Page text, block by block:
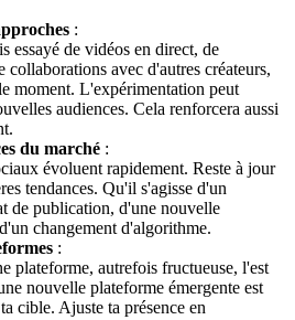
:
essayé de vidéos en direct, de
collaborations avec d'autres créateurs,
moment. L'expérimentation peut
audiences. Cela renforcera aussi
du marché :
évoluent rapidement. Reste à jour
tendances. Qu'il s'agisse d'un
de publication, d'une nouvelle
changement d'algorithme.
:
plateforme, autrefois fructueuse, l'est
nouvelle plateforme émergente est
cible. Ajuste ta présence en